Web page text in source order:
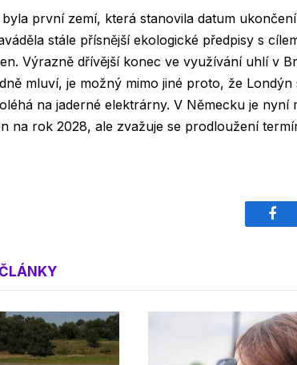
byla první zemí, která stanovila datum
stále přísnější ekologické předpisy s
Výrazně dřívější konec ve využívání uhlí v
mluví, je možný mimo jiné proto, že
na jaderné elektrárny. V Německu je
na rok 2028, ale zvažuje se prodloužení